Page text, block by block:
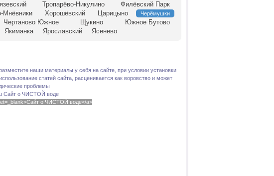
Тропарёво-Никулино
Филёвский Парк
Мнёвники Хорошёвский Царицыно Черёмушки
Чертаново Южное Щукино
Южное Бутово
Якиманка Ярославский Ясенево
наши материалы у себя на сайте, при условии установки
статей сайта, расценивается как воровство и может
проблемы
Сайт о ЧИСТОЙ воде
о ЧИСТОЙ воде</a>